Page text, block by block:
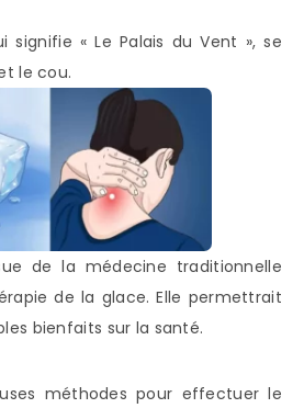
signifie « Le Palais du Vent », se
le cou.
de la médecine traditionnelle
de la glace. Elle permettrait
bienfaits sur la santé.
méthodes pour effectuer le